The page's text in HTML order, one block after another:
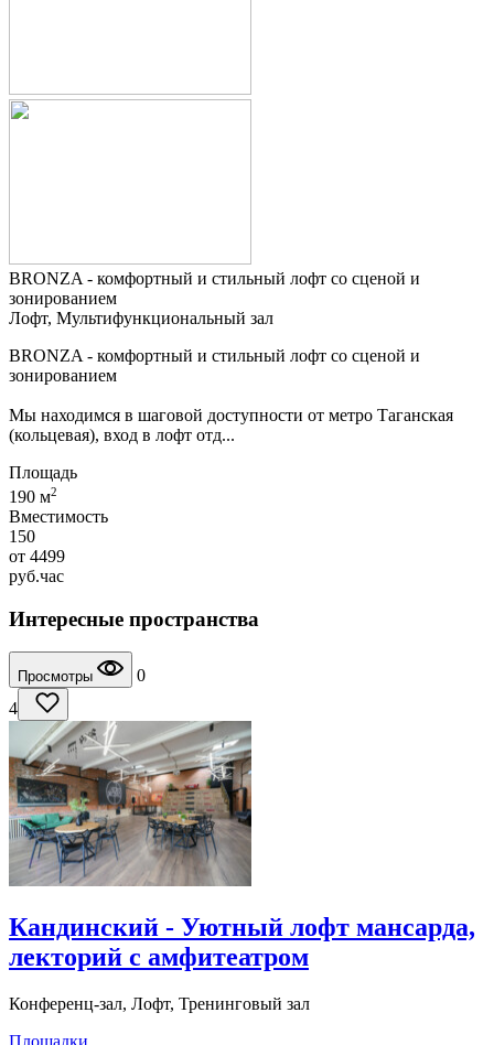
BRONZA - комфортный и стильный лофт со сценой и
зонированием
Лофт, Мультифункциональный зал
BRONZA - комфортный и стильный лофт со сценой и
зонированием
Мы находимся в шаговой доступности от метро Таганская
(кольцевая), вход в лофт отд...
Площадь
190 м2
Вместимость
150
от 4499
руб.час
Интересные пространства
Просмотры
0
4
Кандинский - Уютный лофт мансарда,
лекторий с амфитеатром
Конференц-зал, Лофт, Тренинговый зал